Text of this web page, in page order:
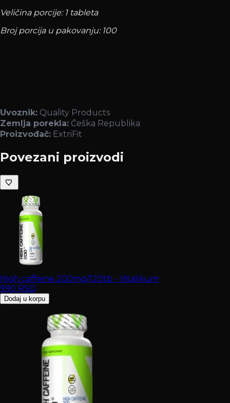
Veličina porcije: 1 tableta
Broj porcija u pakovanju: 100
Uvoznik: Quality Products
Zemlja porekla: Češka Republika
Proizvođač: ExtriFit
Povezani proizvodi
High caffeine 200mg/120tb - Vitalikum
990 RSD
Dodaj u korpu